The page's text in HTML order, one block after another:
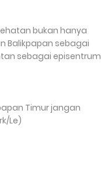
bukan hanya
Balikpapan sebagai
sebagai episentrum
Timur jangan
Le)